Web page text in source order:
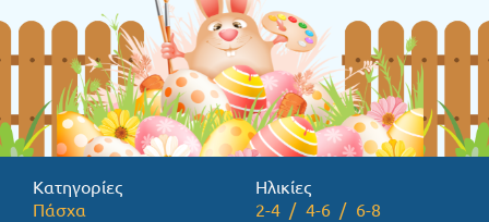
Σεμινάρια / Συνέδρια
Τεύχη Περιοδικών
Προσφορές
Κατηγορίες
Πάσχα
Ηλικίες
2-4
4-6
6-8